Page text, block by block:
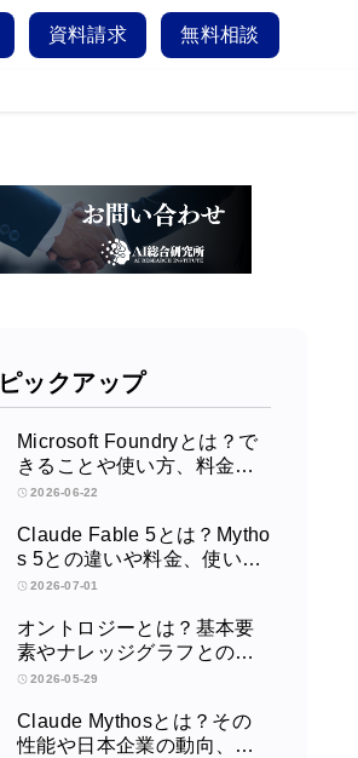
資料請求 無料相談
ピックアップ
Microsoft Foundryとは？で
きることや使い方、料金を
徹底解説！
2026-06-22
Claude Fable 5とは？Mytho
s 5との違いや料金、使い方
を解説
2026-07-01
オントロジーとは？基本要
素やナレッジグラフとの違
い、活用例をわかりやすく
2026-05-29
Claude Mythosとは？その
性能や日本企業の動向、使